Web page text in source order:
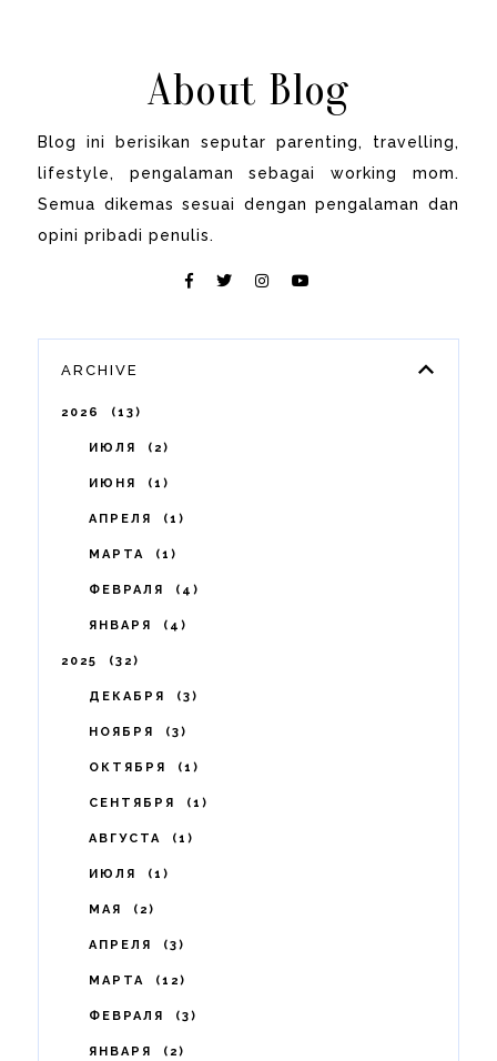
About Blog
Blog ini berisikan seputar parenting, travelling,
lifestyle, pengalaman sebagai working mom.
Semua dikemas sesuai dengan pengalaman dan
opini pribadi penulis.
ARCHIVE
2026 13
ИЮЛЯ 2
ИЮНЯ 1
АПРЕЛЯ 1
МАРТА 1
ФЕВРАЛЯ 4
ЯНВАРЯ 4
2025 32
ДЕКАБРЯ 3
НОЯБРЯ 3
ОКТЯБРЯ 1
СЕНТЯБРЯ 1
АВГУСТА 1
ИЮЛЯ 1
МАЯ 2
АПРЕЛЯ 3
МАРТА 12
ФЕВРАЛЯ 3
ЯНВАРЯ 2